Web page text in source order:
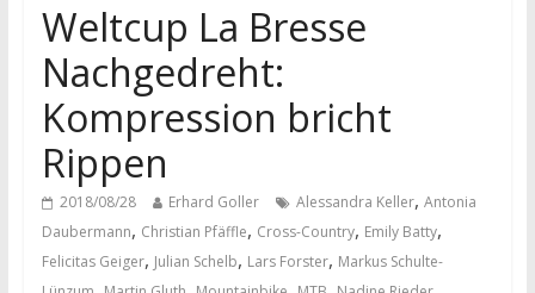
Weltcup La Bresse
Nachgedreht:
Kompression bricht
Rippen
2018/08/28 Erhard Goller Alessandra Keller, Antonia
Daubermann, Christian Pfäffle, Cross-Country, Emily Batty,
Felicitas Geiger, Julian Schelb, Lars Forster, Markus Schulte-